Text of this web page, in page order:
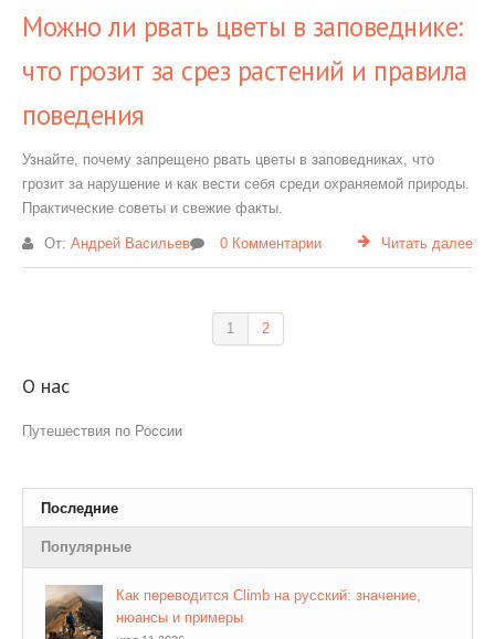
Можно ли рвать цветы в заповеднике:
что грозит за срез растений и правила
поведения
Узнайте, почему запрещено рвать цветы в заповедниках, что
грозит за нарушение и как вести себя среди охраняемой природы.
Практические советы и свежие факты.
От: Андрей Васильев 0 Комментарии Читать далее
1 2
О нас
Путешествия по России
Последние
Популярные
Как переводится Climb на русский: значение,
нюансы и примеры